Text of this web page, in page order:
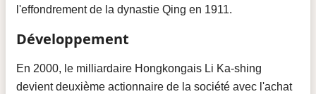
l'effondrement de la dynastie Qing en 1911.
Développement
En 2000, le milliardaire Hongkongais Li Ka-shing
devient deuxième actionnaire de la société avec l'achat